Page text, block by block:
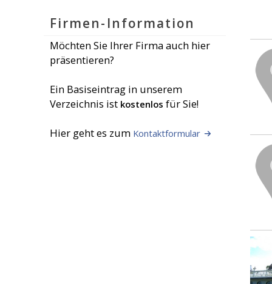
Firmen-Information
Möchten Sie Ihrer Firma auch hier
präsentieren?
Ein Basiseintrag in unserem
Verzeichnis ist kostenlos für Sie!
Hier geht es zum Kontaktformular